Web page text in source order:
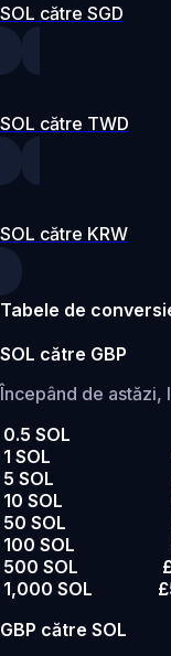
SOL către SGD
SOL către TWD
SOL către KRW
Tabele de
SOL către GBP
Începând de astăzi,
0.5 SOL
1 SOL
5 SOL
10 SOL
50 SOL
100 SOL
500 SOL
1,000 SOL
GBP către SOL